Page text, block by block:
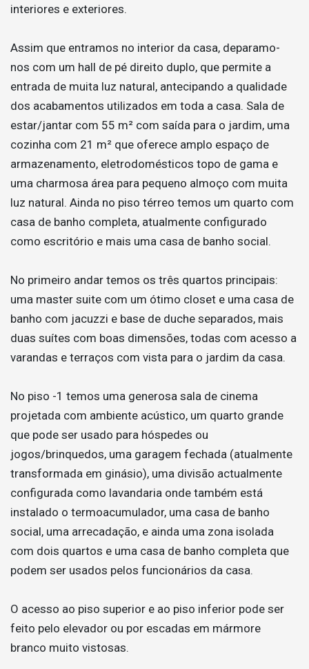
interiores e exteriores.
Assim que entramos no interior da casa, deparamo-
nos com um hall de pé direito duplo, que permite a
entrada de muita luz natural, antecipando a qualidade
dos acabamentos utilizados em toda a casa. Sala de
estar/jantar com 55 m² com saída para o jardim, uma
cozinha com 21 m² que oferece amplo espaço de
armazenamento, eletrodomésticos topo de gama e
uma charmosa área para pequeno almoço com muita
luz natural. Ainda no piso térreo temos um quarto com
casa de banho completa, atualmente configurado
como escritório e mais uma casa de banho social.
No primeiro andar temos os três quartos principais:
uma master suite com um ótimo closet e uma casa de
banho com jacuzzi e base de duche separados, mais
duas suítes com boas dimensões, todas com acesso a
varandas e terraços com vista para o jardim da casa.
No piso -1 temos uma generosa sala de cinema
projetada com ambiente acústico, um quarto grande
que pode ser usado para hóspedes ou
jogos/brinquedos, uma garagem fechada (atualmente
transformada em ginásio), uma divisão actualmente
configurada como lavandaria onde também está
instalado o termoacumulador, uma casa de banho
social, uma arrecadação, e ainda uma zona isolada
com dois quartos e uma casa de banho completa que
podem ser usados pelos funcionários da casa.
O acesso ao piso superior e ao piso inferior pode ser
feito pelo elevador ou por escadas em mármore
branco muito vistosas.